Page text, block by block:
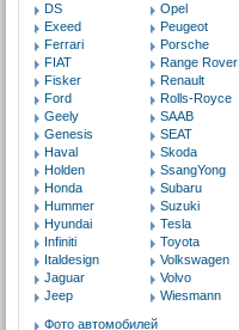
DS
Exeed
Ferrari
FIAT
Fisker
Ford
Geely
Genesis
Haval
Holden
Honda
Hummer
Hyundai
Infiniti
Italdesign
Jaguar
Jeep
Opel
Peugeot
Porsche
Range Rover
Renault
Rolls-Royce
SAAB
SEAT
Skoda
SsangYong
Subaru
Suzuki
Tesla
Toyota
Volkswagen
Volvo
Wiesmann
Фото автомобилей